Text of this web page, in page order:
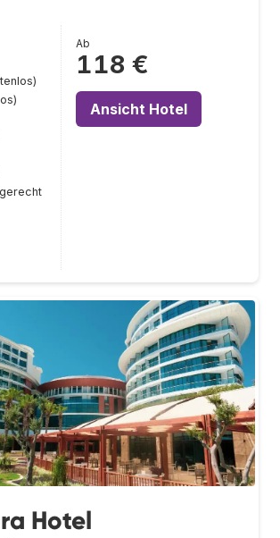
Ab
118 €
Ansicht Hotel
Hotel